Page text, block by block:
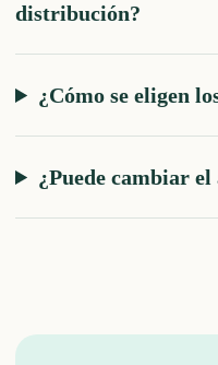
distribución?
¿Cómo se eligen
¿Puede cambiar